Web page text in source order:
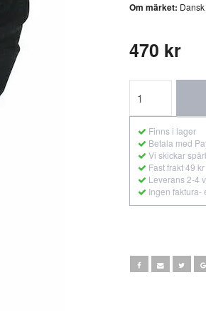
Om märket:
470 kr
Finns i lager
Betala med
Vi skickar
Fast frakt 49 kr
Leverans 2-4
Ingen faktura-